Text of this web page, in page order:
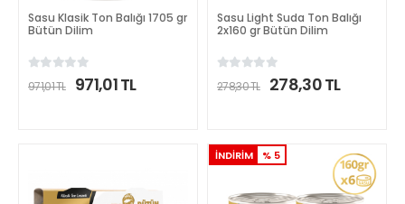
Sasu Klasik Ton Balığı 1705 gr
Bütün Dilim
971,01 TL 971,01 TL
Sasu Light Suda Ton Balığı
2x160 gr Bütün Dilim
278,30 TL 278,30 TL
İNDİRİM % 5